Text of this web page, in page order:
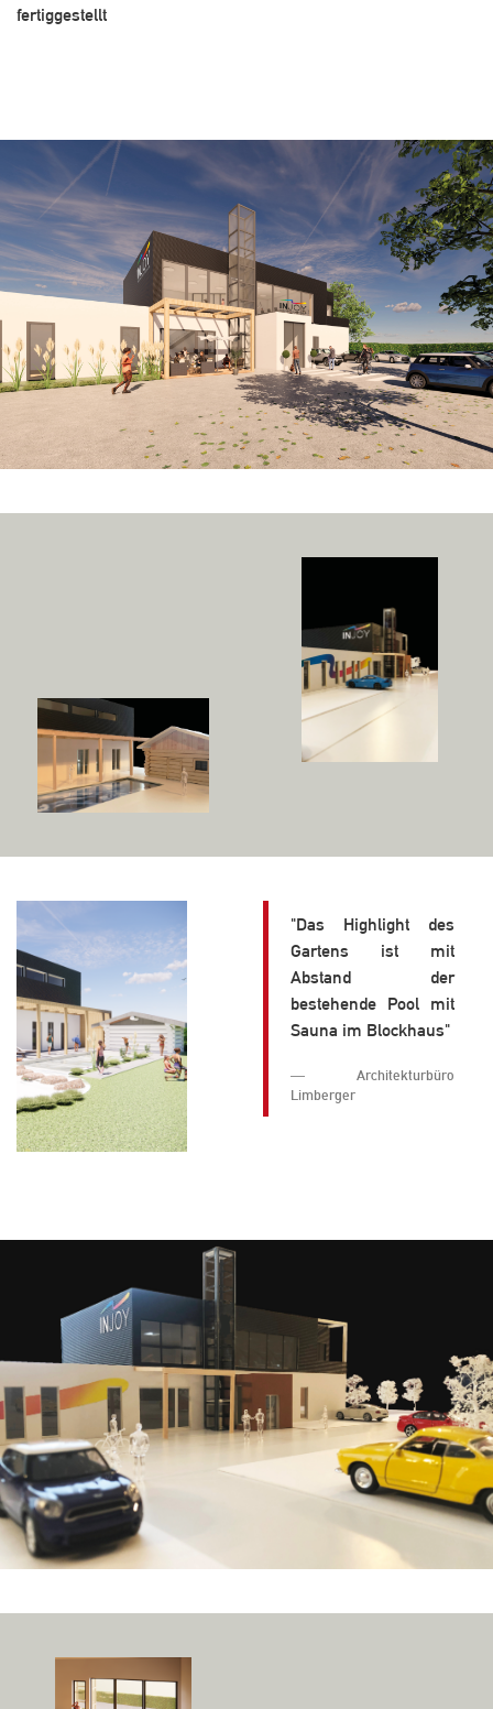
fertiggestellt
"Das Highlight des
Gartens ist mit
Abstand der
bestehende Pool mit
Sauna im Blockhaus"
Architekturbüro
Limberger